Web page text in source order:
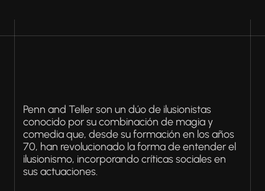
Penn and Teller son un dúo de ilusionistas
conocido por su combinación de magia y
comedia que, desde su formación en los años
70, han revolucionado la forma de entender el
ilusionismo, incorporando críticas sociales en
sus actuaciones.